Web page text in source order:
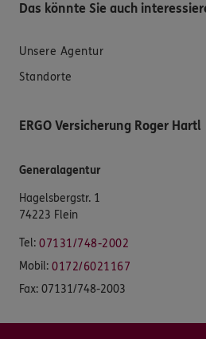
Das könnte Sie auch
Unsere Agentur
Standorte
ERGO Versicherung Roger Hartl
Generalagentur
Hagelsbergstr. 1
74223 Flein
Tel: 07131/748-2002
Mobil: 0172/6021167
Fax: 07131/748-2003